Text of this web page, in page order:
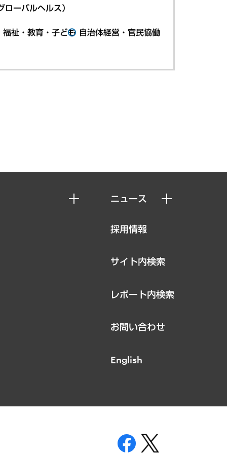
ーバルヘルス）
福祉・教育・子ども 自治体経営・官民協働
ニュース
採用情報
サイト内検索
レポート内検索
お問い合わせ
English